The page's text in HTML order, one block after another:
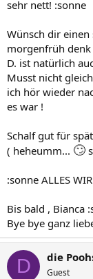
sehr nett! :sonne
Wünsch dir
morgenfrüh
D. ist natürlich
Musst nicht
ich hör wieder
es war !
Schalf gut für
( heheumm... 🙄
:sonne ALLES
Bis bald , Bianca
Bye bye ganz
D die
Guest